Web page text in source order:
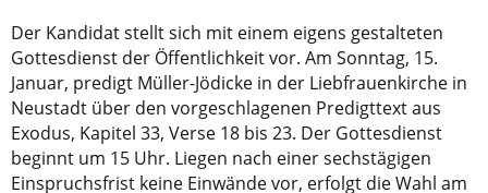
Der Kandidat stellt sich mit einem eigens gestalteten
Gottesdienst der Öffentlichkeit vor. Am Sonntag, 15.
Januar, predigt Müller-Jödicke in der Liebfrauenkirche in
Neustadt über den vorgeschlagenen Predigttext aus
Exodus, Kapitel 33, Verse 18 bis 23. Der Gottesdienst
beginnt um 15 Uhr. Liegen nach einer sechstägigen
Einspruchsfrist keine Einwände vor, erfolgt die Wahl am